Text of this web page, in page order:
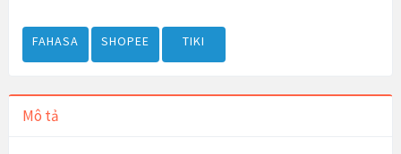
FAHASA SHOPEE TIKI
Mô tả